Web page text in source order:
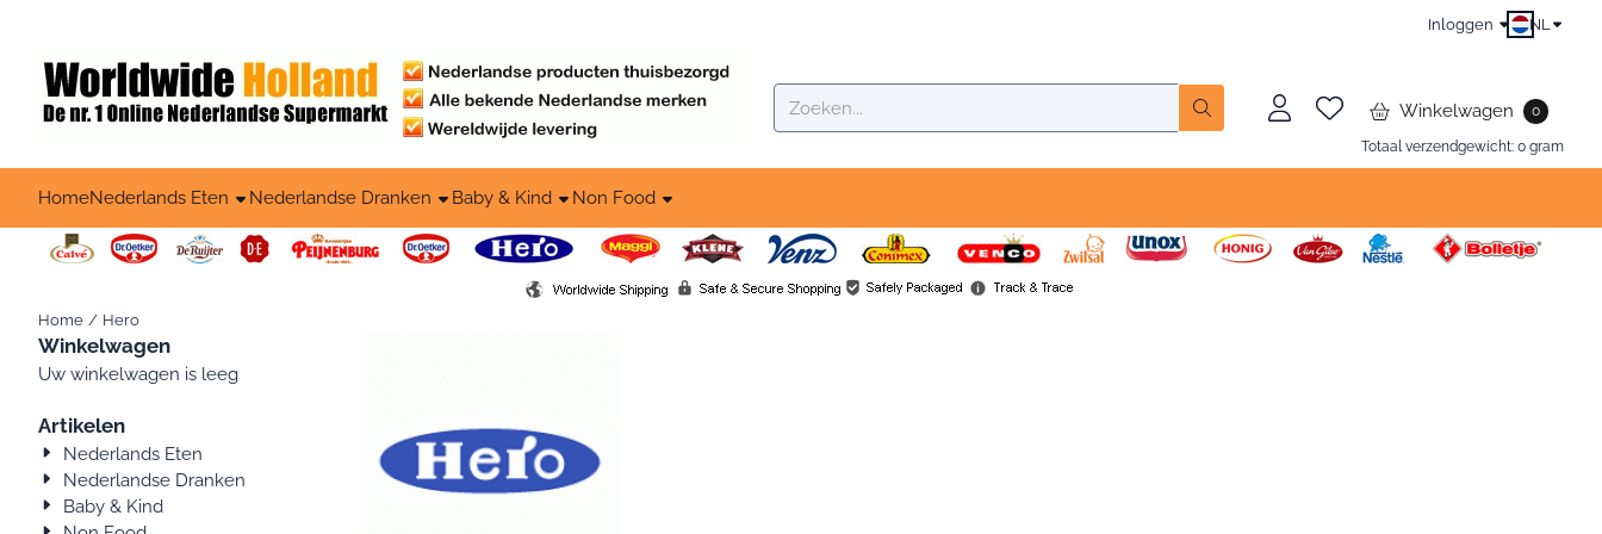
Inloggen NL
Zoeken
Winkelwagen 0
Totaal verzendgewicht: 0 gram
HomeNederlands Eten Nederlandse Dranken Baby & Kind Non Food
Home / Hero
Winkelwagen
Uw winkelwagen is leeg
Artikelen
Nederlands Eten
Nederlandse Dranken
Baby & Kind